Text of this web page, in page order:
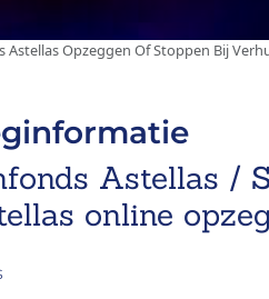
Opzeggen Of Stoppen Bij
Astellas /
online